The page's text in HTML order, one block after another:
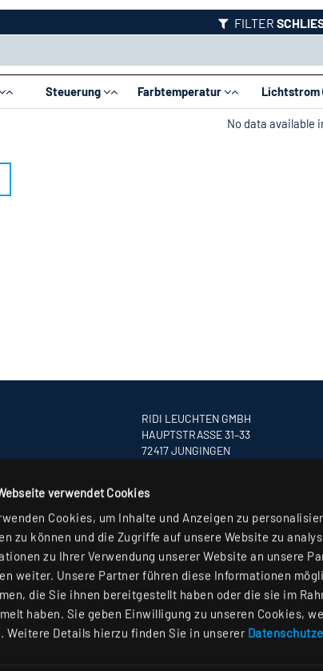
verwendet Cookies
Cookies, um Inhalte und Anzeigen zu
zu können und die Zugriffe auf unsere Website zu
zu Ihrer Verwendung unserer Website an unsere
weiter. Unsere Partner führen diese Informationen
die Sie ihnen bereitgestellt haben oder die sie im
haben. Sie geben Einwilligung zu unseren Cookies,
Weitere Details hierzu finden Sie in unserer
FILTER
Steuerung Farbtemperatur Lichtstrom
No data available
RIDI LEUCHTEN GMBH
HAUPTSTRASSE 31–33
72417 JUNGINGEN
INFO